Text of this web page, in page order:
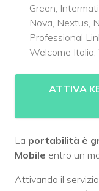
Green,
Nova, Nextus,
Professional
Welcome
ATTIVA
La portabilità è
Mobile entro un
Attivando il